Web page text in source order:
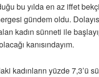
bu yılda en az iffet
gündem oldu.
kadın sünneti ile
kanısındayım.
kadınların yüzde